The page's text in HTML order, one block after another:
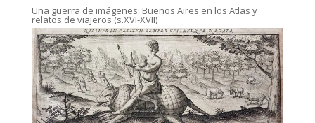
Una guerra de imágenes: Buenos Aires en los Atlas y
relatos de viajeros (s.XVI-XVII)